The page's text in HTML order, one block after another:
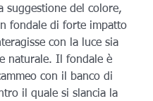
suggestione del colore,
fondale di forte impatto
con la luce sia
naturale. Il fondale è
con il banco di
il quale si slancia la